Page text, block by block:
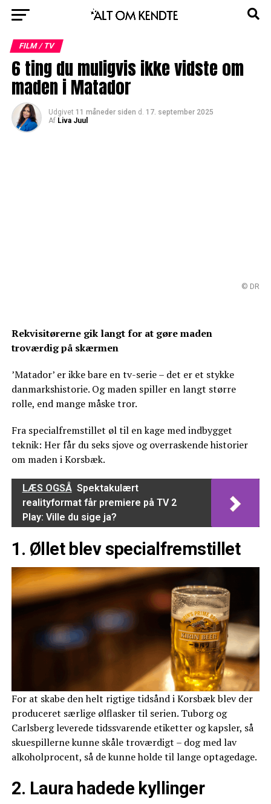
FILM / TV
6 ting du muligvis ikke vidste om
maden i Matador
Udgivet 11 måneder siden d. 17. september 2025
Af Liva Juul
© DR
Rekvisitørerne gik langt for at gøre maden
troværdig på skærmen
’Matador’ er ikke bare en tv-serie – det er et stykke
danmarkshistorie. Og maden spiller en langt større
rolle, end mange måske tror.
Fra specialfremstillet øl til en kage med indbygget
teknik: Her får du seks sjove og overraskende historier
om maden i Korsbæk.
LÆS OGSÅ Spektakulært
realityformat får premiere på TV 2
Play: Ville du sige ja?
1. Øllet blev specialfremstillet
For at skabe den helt rigtige tidsånd i Korsbæk blev der
produceret særlige ølflasker til serien. Tuborg og
Carlsberg leverede tidssvarende etiketter og kapsler, så
skuespillerne kunne skåle troværdigt – dog med lav
alkoholprocent, så de kunne holde til lange optagedage.
2. Laura hadede kyllinger